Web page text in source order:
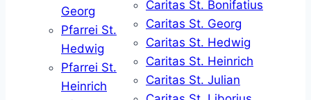
Georg
Pfarrei St.
Hedwig
Pfarrei St.
Heinrich
Caritas St. Bonifatius
Caritas St. Georg
Caritas St. Hedwig
Caritas St. Heinrich
Caritas St. Julian